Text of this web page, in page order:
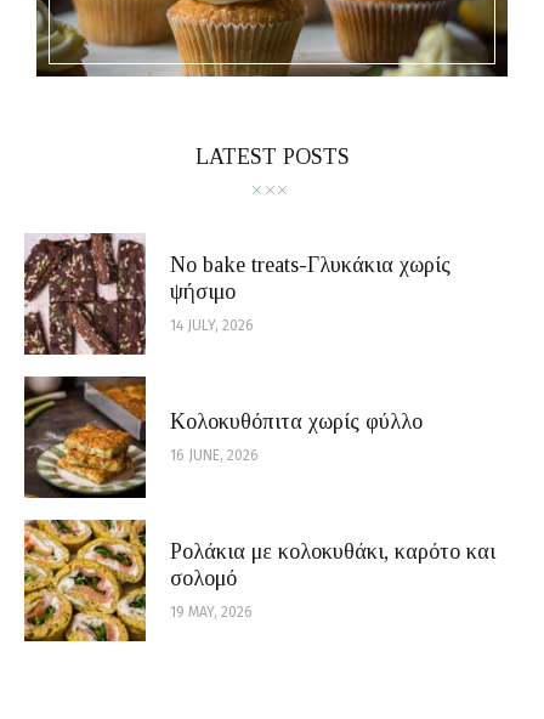
LATEST POSTS
No bake treats-Γλυκάκια χωρίς
ψήσιμο
14 JULY, 2026
Κολοκυθόπιτα χωρίς φύλλο
16 JUNE, 2026
Ρολάκια με κολοκυθάκι, καρότο και
σολομό
19 MAY, 2026